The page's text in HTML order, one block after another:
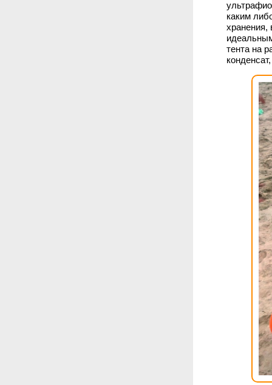
каким
хранения,
тента на